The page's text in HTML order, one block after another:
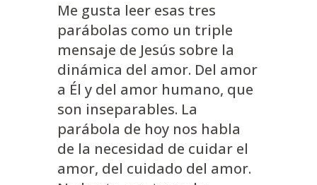
Me gusta leer esas tres
parábolas como un triple
mensaje de Jesús sobre la
dinámica del amor. Del amor
a Él y del amor humano, que
son inseparables. La
parábola de hoy nos habla
de la necesidad de cuidar el
amor, del cuidado del amor.